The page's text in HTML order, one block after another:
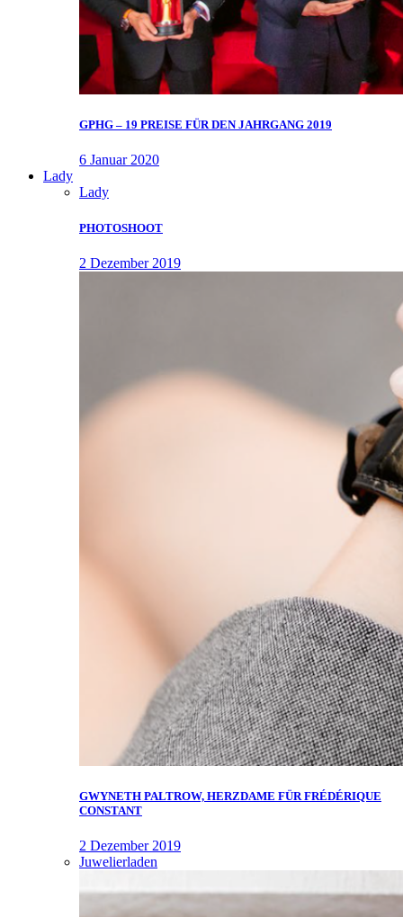
GPHG – 19 PREISE FÜR DEN JAHRGANG 2019
6 Januar 2020
Lady
Lady
PHOTOSHOOT
2 Dezember 2019
GWYNETH PALTROW, HERZDAME FÜR FRÉDÉRIQUE
CONSTANT
2 Dezember 2019
Juwelierladen